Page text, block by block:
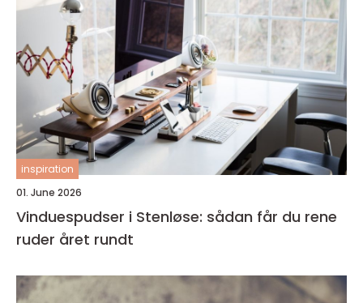
inspiration
01. June 2026
Vinduespudser i Stenløse: sådan får du rene
ruder året rundt